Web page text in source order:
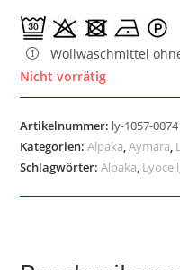
Wollwaschmittel
Nicht vorrätig
Artikelnummer: ly-1057-0074
Kategorien:Alpaka ,Aymara
Schlagwörter:Alpaka Lyocell